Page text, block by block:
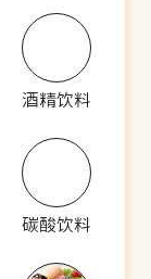
酒精饮料
碳酸饮料